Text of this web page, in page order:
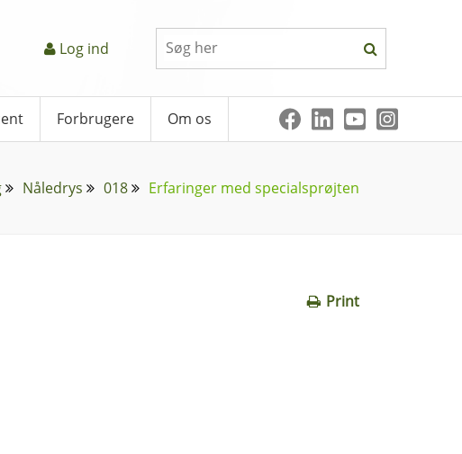
Log ind
Forbrugere Om os
Nåledrys 018 Erfaringer med specialsprøjten
Print